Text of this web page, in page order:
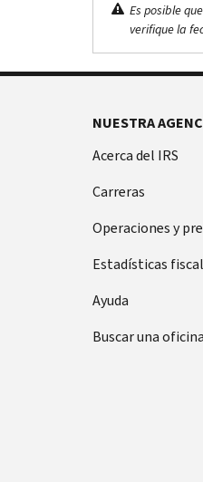
Es posible
verifique la
NUESTRA
Acerca del IRS
Carreras
Operaciones y
Estadísticas
Ayuda
Buscar una